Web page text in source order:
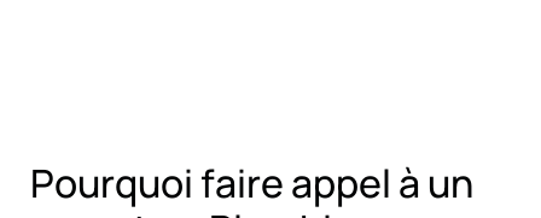
Pourquoi faire appel à un